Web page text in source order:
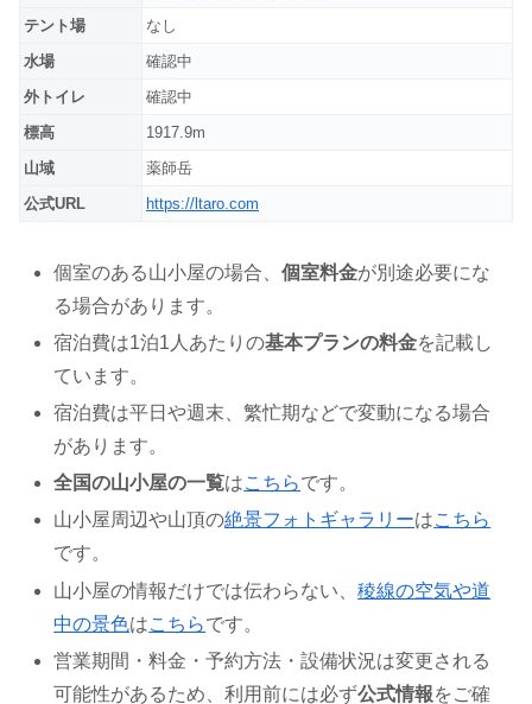
テント場
なし
水場
確認中
外トイレ
確認中
標高
1917.9m
山域
薬師岳
公式URL
https://ltaro.com
個室のある山小屋の場合、個室料金が別途必要にな
る場合があります。
宿泊費は1泊1人あたりの基本プランの料金を記載し
ています。
宿泊費は平日や週末、繁忙期などで変動になる場合
があります。
全国の山小屋の一覧はこちらです。
山小屋周辺や山頂の絶景フォトギャラリーはこちら
です。
山小屋の情報だけでは伝わらない、稜線の空気や道
中の景色はこちらです。
営業期間・料金・予約方法・設備状況は変更される
可能性があるため、利用前には必ず公式情報をご確